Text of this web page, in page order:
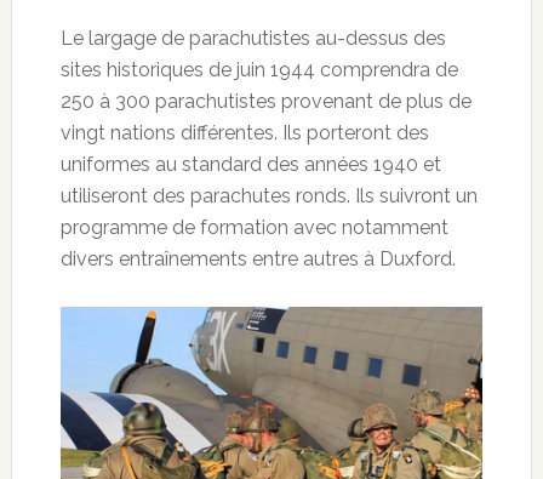
Le largage de parachutistes au-dessus des
sites historiques de juin 1944 comprendra de
250 à 300 parachutistes provenant de plus de
vingt nations différentes. Ils porteront des
uniformes au standard des années 1940 et
utiliseront des parachutes ronds. Ils suivront un
programme de formation avec notamment
divers entraînements entre autres à Duxford.